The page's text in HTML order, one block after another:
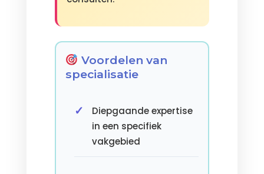
Voordelen van
specialisatie
Diepgaande expertise
in een specifiek
vakgebied